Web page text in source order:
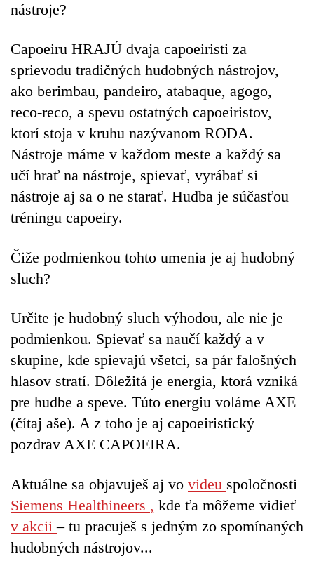
nástroje?
Capoeiru HRAJÚ dvaja capoeiristi za
sprievodu tradičných hudobných nástrojov,
ako berimbau, pandeiro, atabaque, agogo,
reco-reco, a spevu ostatných capoeiristov,
ktorí stoja v kruhu nazývanom RODA.
Nástroje máme v každom meste a každý sa
učí hrať na nástroje, spievať, vyrábať si
nástroje aj sa o ne starať. Hudba je súčasťou
tréningu capoeiry.
Čiže podmienkou tohto umenia je aj hudobný
sluch?
Určite je hudobný sluch výhodou, ale nie je
podmienkou. Spievať sa naučí každý a v
skupine, kde spievajú všetci, sa pár falošných
hlasov stratí. Dôležitá je energia, ktorá vzniká
pre hudbe a speve. Túto energiu voláme AXE
(čítaj aše). A z toho je aj capoeiristický
pozdrav AXE CAPOEIRA.
Aktuálne sa objavuješ aj vo videu spoločnosti
Siemens Healthineers , kde ťa môžeme vidieť
v akcii – tu pracuješ s jedným zo spomínaných
hudobných nástrojov...